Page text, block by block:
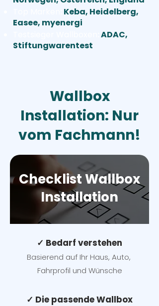
Keba, Heidelberg,
Easee, myenergi
ADAC,
Stiftungwarentest
Wallbox
Installation: Nur
vom Fachmann!
Checklist Wallbox
Installation
✓ Bedarf verstehen
Basierend auf Ihr Haus, Auto,
Fahrprofil und Wünsche
✓ Die passende Wallbox